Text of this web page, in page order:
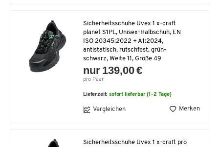
Sicherheitsschuhe Uvex 1 x-craft
planet S1PL, Unisex-Halbschuh, EN
ISO 20345:2022 + A1:2024,
antistatisch, rutschfest, grün-
schwarz, Weite 11, Größe 49
nur 139,00 €
pro Paar
Lieferzeit:sofort lieferbar (1-2 Tage)
Vergleichen Merken
Sicherheitsschuhe Uvex 1 x-craft pro